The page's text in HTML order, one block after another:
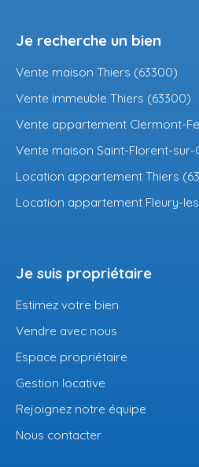
Je recherche un bien
Vente maison Thiers (63300)
Vente immeuble Thiers (63300)
Vente appartement Clermont-
Vente maison Saint-Florent-sur-
Location appartement Thiers
Location appartement Fleury-
Je suis propriétaire
Estimez votre bien
Vendre avec nous
Espace propriétaire
Gestion locative
Rejoignez notre équipe
Nous contacter